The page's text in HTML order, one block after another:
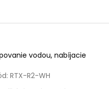
vodou, nabíjacie
RTX-R2-WH